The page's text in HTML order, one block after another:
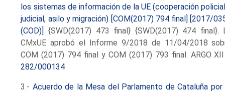
los sistemas de información de la UE (cooperación
judicial, asilo y migración) [COM(2017) 794 final] [2017/
(COD)] {SWD(2017) 473 final} {SWD(2017) 474 final}.
CMxUE aprobó el Informe 9/2018 de 11/04/2018
COM (2017) 794 final y COM (2017) 793 final. ARGO
282/000134
3.- Acuerdo de la Mesa del Parlamento de Cataluña por